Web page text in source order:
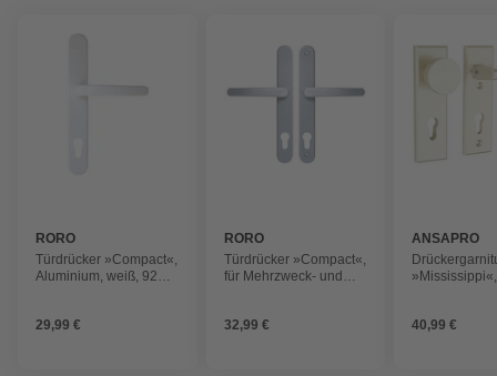
RORO
Türdrücker »Compact«,
Aluminium, weiß, 92
29,99 €
RORO
Türdrücker »Compact«,
für Mehrzweck- und
32,99 €
ANSAPRO
»Mississippi«,
40,99 €